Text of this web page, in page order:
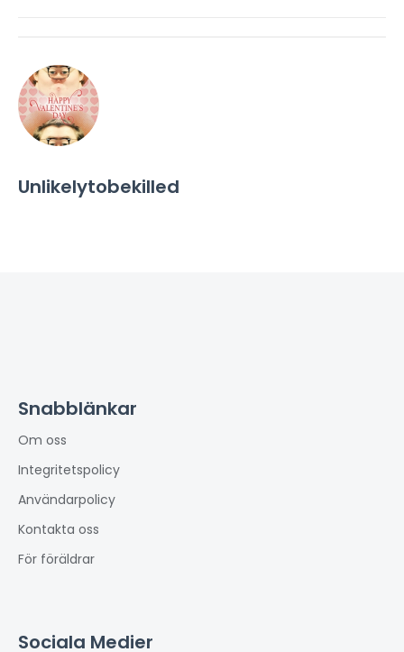
Unlikelytobekilled
Snabblänkar
Om oss
Integritetspolicy
Användarpolicy
Kontakta oss
För föräldrar
Sociala Medier